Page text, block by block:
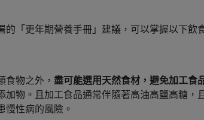
「更年期營養手冊」建議，可以掌握以下飲
食物之外， 盡可能選用天然食材，避免加工食
物。且加工食品通常伴隨著高油高鹽高糖，
慢性病的風險。